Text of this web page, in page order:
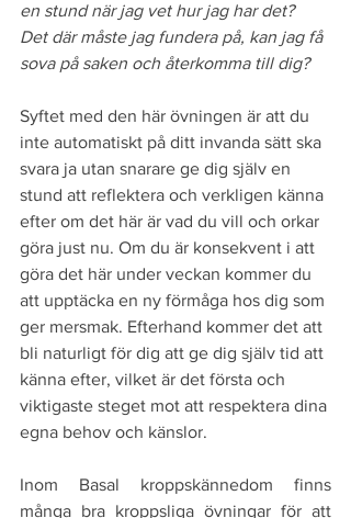
en stund när jag vet hur jag har det?
Det där måste jag fundera på, kan jag få
sova på saken och återkomma till dig?
Syftet med den här övningen är att du
inte automatiskt på ditt invanda sätt ska
svara ja utan snarare ge dig själv en
stund att reflektera och verkligen känna
efter om det här är vad du vill och orkar
göra just nu. Om du är konsekvent i att
göra det här under veckan kommer du
att upptäcka en ny förmåga hos dig som
ger mersmak. Efterhand kommer det att
bli naturligt för dig att ge dig själv tid att
känna efter, vilket är det första och
viktigaste steget mot att respektera dina
egna behov och känslor.
Inom Basal kroppskännedom finns
många bra kroppsliga övningar för att